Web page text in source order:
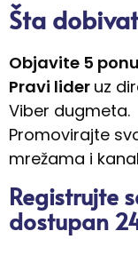
Šta
Objavite 5
Pravi lider uz
Viber dugmeta.
Promovirajte
mrežama i
Registrujte
dostupan